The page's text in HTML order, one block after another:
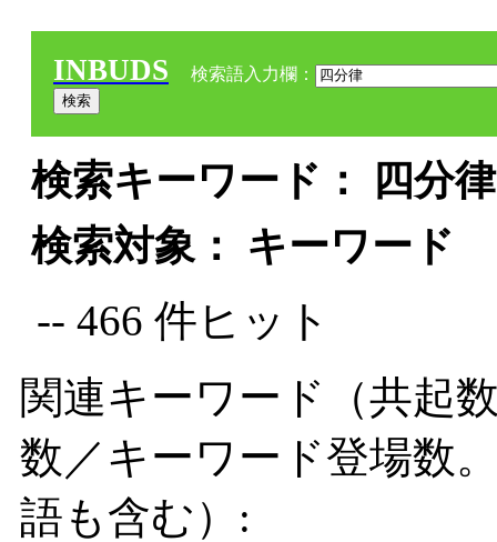
INBUDS 検索語入力欄：
検索キーワード： 四分
検索対象： キーワード
-- 466 件ヒット
関連キーワード（共起
数／キーワード登場数
語も含む）: